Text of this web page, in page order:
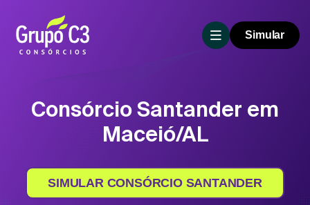
Simular
Consórcio Santander em
Maceió/AL
SIMULAR CONSÓRCIO SANTANDER